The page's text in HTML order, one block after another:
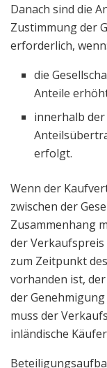
Danach sind die
Zustimmung der
erforderlich, wenn:
die
Anteile
innerhalb
erfolgt.
Wenn der
zwischen der
Zusammenhang
der
zum Zeitpunkt
vorhanden ist,
der
muss der
inländische